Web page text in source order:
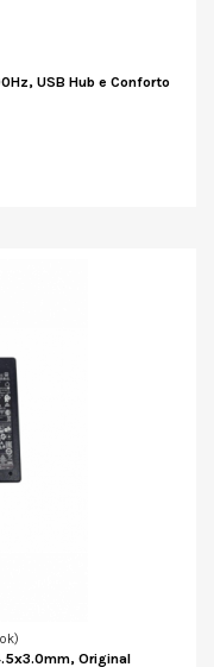
USB Hub e Conforto
Original